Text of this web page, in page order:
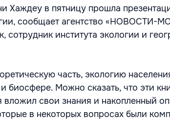
Хаждеу в пятницу прошла
сообщает агентство «НОВОСТИ-
сотрудник института экологии и
часть, экологию
биосфере. Можно сказать, что эти
свои знания и накопленный
в некоторых вопросах были